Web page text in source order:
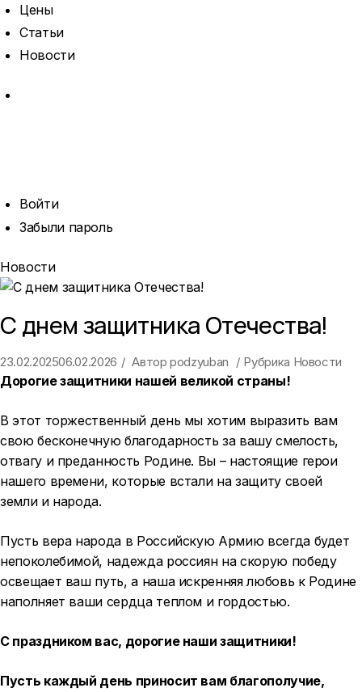
Цены
Статьи
Новости
Войти
Забыли пароль
Новости
С днем защитника Отечества!
23.02.202506.02.2026 Авторpodzyuban Рубрика Новости
Дорогие защитники нашей великой страны!
В этот торжественный день мы хотим выразить вам
свою бесконечную благодарность за вашу смелость,
отвагу и преданность Родине. Вы – настоящие герои
нашего времени, которые встали на защиту своей
земли и народа.
Пусть вера народа в Российскую Армию всегда будет
непоколебимой, надежда россиян на скорую победу
освещает ваш путь, а наша искренняя любовь к Родине
наполняет ваши сердца теплом и гордостью.
С праздником вас, дорогие наши защитники!
Пусть каждый день приносит вам благополучие,